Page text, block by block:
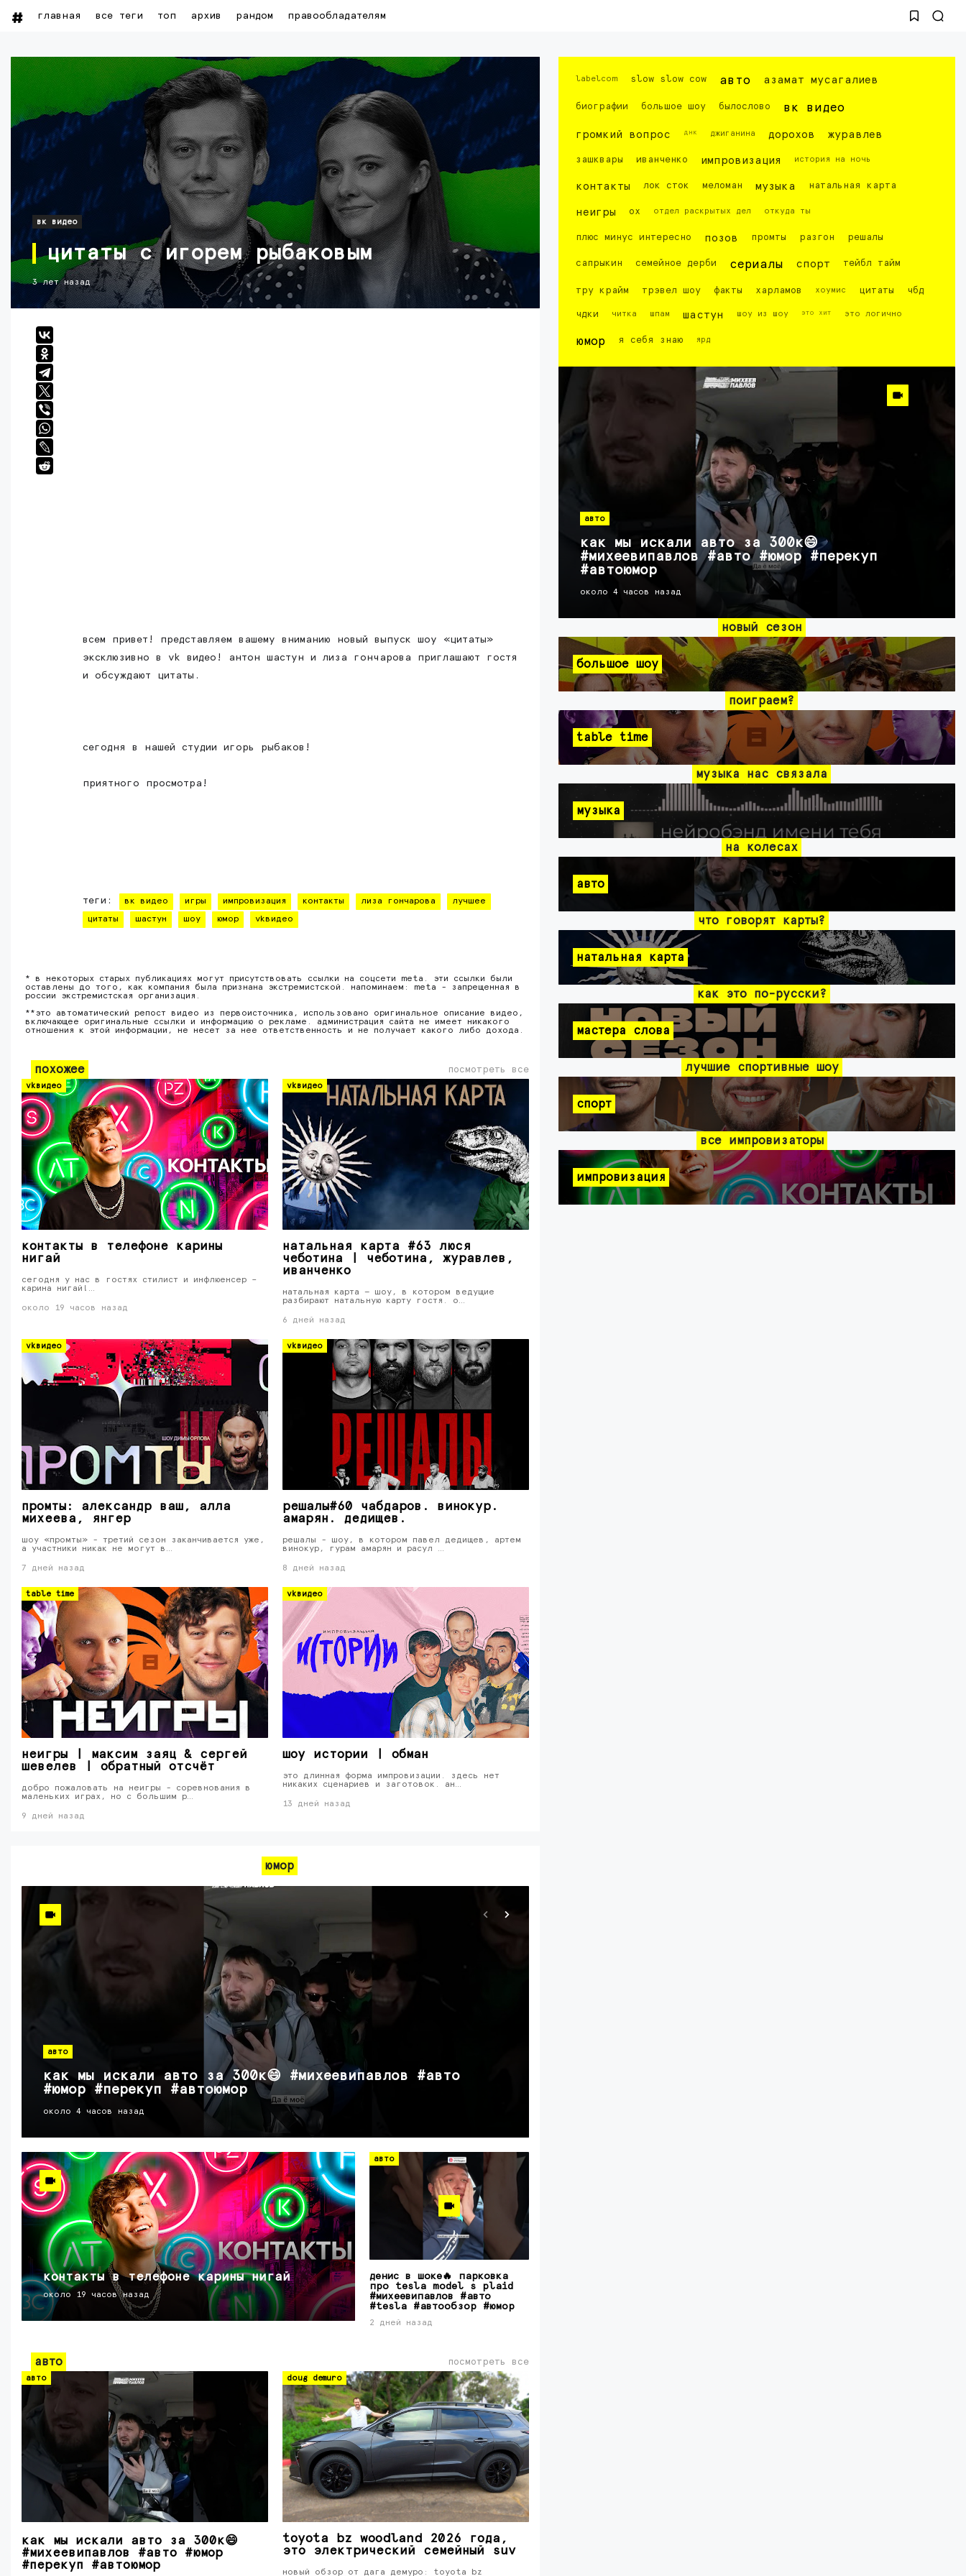
главная все теги топ архив рандом правообладателям
вк видео
цитаты с игорем рыбаковым
3 лет назад
всем привет! представляем вашему вниманию новый выпуск шоу «цитаты»
эксклюзивно в vk видео! антон шастун и лиза гончарова приглашают гостя
и обсуждают цитаты.
сегодня в нашей студии игорь рыбаков!
приятного просмотра!
теги: вк видео игры импровизация контакты лиза гончарова лучшее
цитаты шастун шоу юмор vkвидео
* в некоторых старых публикациях могут присутствовать ссылки на соцсети meta. эти ссылки были
оставлены до того, как компания была признана экстремистской. напоминаем: meta - запрещенная в
россии экстремистская организация.
**это автоматический репост видео из первоисточника, использовано оригинальное описание видео,
включающее оригинальные ссылки и информацию о рекламе. администрация сайта не имеет никакого
отношения к этой информации, не несет за нее ответственность и не получает какого либо дохода.
похожее посмотреть все
vkвидео
контакты в телефоне карины
нигай
сегодня у нас в гостях стилист и инфлюенсер –
карина нигай!…
около 19 часов назад
vkвидео
натальная карта #63 люся
чеботина | чеботина, журавлев,
иванченко
натальная карта — шоу, в котором ведущие
разбирают натальную карту гостя. о…
6 дней назад
vkвидео
промты: александр ваш, алла
михеева, янгер
шоу «промты» - третий сезон заканчивается уже,
а участники никак не могут в…
7 дней назад
vkвидео
решалы#60 чабдаров. винокур.
амарян. дедищев.
решалы - шоу, в котором павел дедищев, артем
винокур, гурам амарян и расул …
8 дней назад
table time
неигры | максим заяц & сергей
шевелев | обратный отсчёт
добро пожаловать на неигры - соревнования в
маленьких играх, но с большим р…
9 дней назад
vkвидео
шоу истории | обман
это длинная форма импровизации. здесь нет
никаких сценариев и заготовок. ан…
13 дней назад
юмор
авто
как мы искали авто за 300к😄 #михеевипавлов #авто
#юмор #перекуп #автоюмор
около 4 часов назад
контакты в телефоне карины нигай
около 19 часов назад
авто
денис в шоке🔥 парковка
про tesla model s plaid
#михеевипавлов #авто
#tesla #автообзор #юмор
2 дней назад
авто посмотреть все
авто
как мы искали авто за 300к😄
#михеевипавлов #авто #юмор
#перекуп #автоюмор
doug demuro
toyota bz woodland 2026 года,
это электрический семейный suv
новый обзор от дага демуро: toyota bz
labelcom slow slow cow авто азамат мусагалиев
биографии большое шоу былослово вк видео
громкий вопрос днк джиганина дорохов журавлев
зашквары иванченко импровизация история на ночь
контакты лок сток меломан музыка натальная карта
неигры ох отдел раскрытых дел откуда ты
плюс минус интересно позов промты разгон решалы
сапрыкин семейное дерби сериалы спорт тейбл тайм
тру крайм трэвел шоу факты харламов хоумис цитаты чбд
чдки читка шпам шастун шоу из шоу это хит это логично
юмор я себя знаю ярд
авто
как мы искали авто за 300к😄
#михеевипавлов #авто #юмор #перекуп
#автоюмор
около 4 часов назад
новый сезон
большое шоу
поиграем?
table time
музыка нас связала
музыка
на колесах
авто
что говорят карты?
натальная карта
как это по-русски?
мастера слова
лучшие спортивные шоу
спорт
все импровизаторы
импровизация